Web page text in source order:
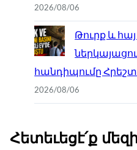
2026/08/06
Թուրք և հայ
հանդիպումը
2026/08/06
Հետեւեցէ՛ք